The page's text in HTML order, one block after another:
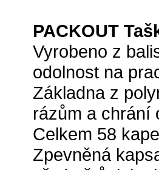
PACKOUT
Vyrobeno z
odolnost na
Základna z
rázům a chrání
Celkem 58
Zpevněná